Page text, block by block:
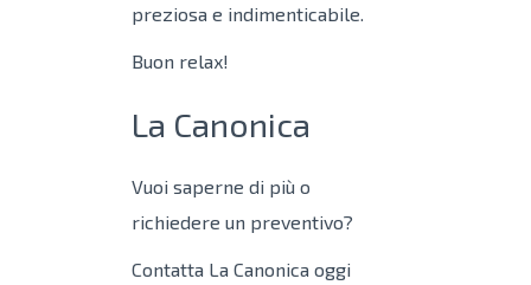
preziosa e indimenticabile.
Buon relax!
La Canonica
Vuoi saperne di più o
richiedere un preventivo?
Contatta La Canonica oggi